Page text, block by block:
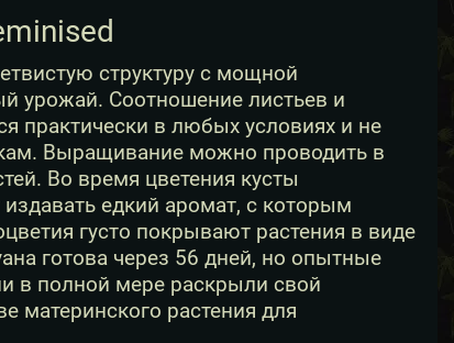
структуру с мощной
урожай. Соотношение листьев и
практически в любых условиях и не
Выращивание можно проводить в
Во время цветения кусты
едкий аромат, с которым
густо покрывают растения в виде
готова через 56 дней, но опытные
в полной мере раскрыли свой
материнского растения для